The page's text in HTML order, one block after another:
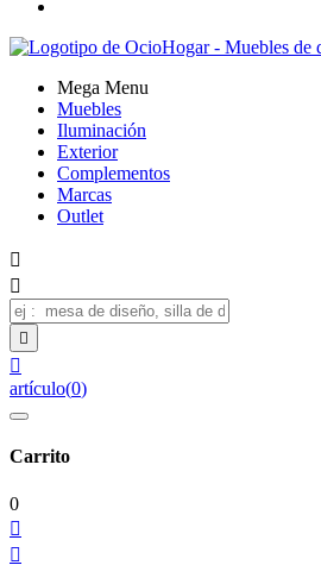
Mega Menu
Muebles
Iluminación
Exterior
Complementos
Marcas
Outlet




artículo(0)
Carrito
0

